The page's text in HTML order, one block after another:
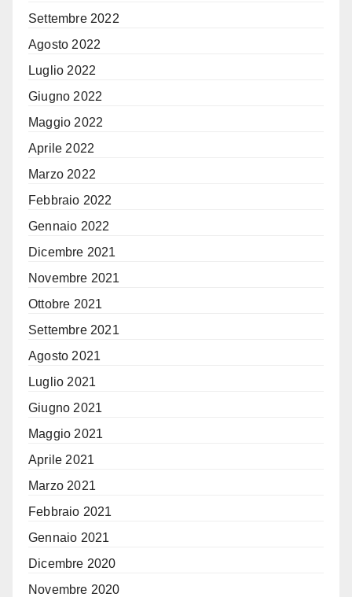
Settembre 2022
Agosto 2022
Luglio 2022
Giugno 2022
Maggio 2022
Aprile 2022
Marzo 2022
Febbraio 2022
Gennaio 2022
Dicembre 2021
Novembre 2021
Ottobre 2021
Settembre 2021
Agosto 2021
Luglio 2021
Giugno 2021
Maggio 2021
Aprile 2021
Marzo 2021
Febbraio 2021
Gennaio 2021
Dicembre 2020
Novembre 2020